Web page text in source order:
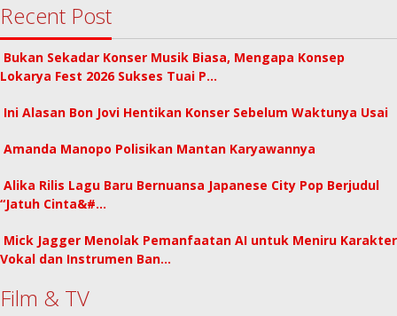
Recent Post
Bukan Sekadar Konser Musik Biasa, Mengapa Konsep
Lokarya Fest 2026 Sukses Tuai P…
Ini Alasan Bon Jovi Hentikan Konser Sebelum Waktunya Usai
Amanda Manopo Polisikan Mantan Karyawannya
Alika Rilis Lagu Baru Bernuansa Japanese City Pop Berjudul
“Jatuh Cinta&#…
Mick Jagger Menolak Pemanfaatan AI untuk Meniru Karakter
Vokal dan Instrumen Ban…
Film & TV